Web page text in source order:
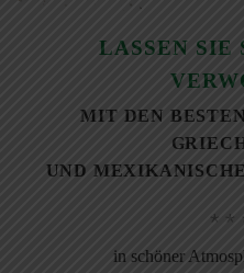
LASSEN SIE
MIT DEN
UND
in schöner